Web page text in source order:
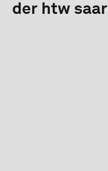
der htw saar